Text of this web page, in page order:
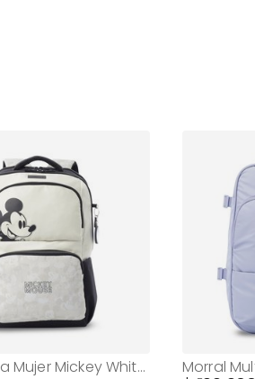
Morral para Mujer Mickey White Grande Blanco